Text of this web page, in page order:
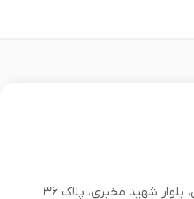
شهید مخبری، پلاک ۳۶